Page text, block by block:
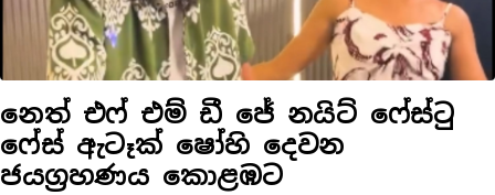
නෙත් එෆ් එම් ඩී ජේ නයිට් ෆේස්ටු
ෆේස් ඇටෑක් ෂෝහි දෙවන
ජයග්‍රහණය කොළඹට